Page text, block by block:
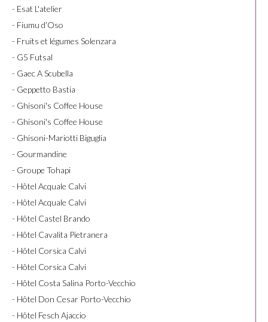
- Esat L'atelier
- Fiumu d’Oso
- Fruits et légumes Solenzara
- G5 Futsal
- Gaec A Scubella
- Geppetto Bastia
- Ghisoni's Coffee House
- Ghisoni's Coffee House
- Ghisoni-Mariotti Biguglia
- Gourmandine
- Groupe Tohapi
- Hôtel Acquale Calvi
- Hôtel Acquale Calvi
- Hôtel Castel Brando
- Hôtel Cavalita Pietranera
- Hôtel Corsica Calvi
- Hôtel Corsica Calvi
- Hôtel Costa Salina Porto-Vecchio
- Hôtel Don Cesar Porto-Vecchio
- Hôtel Fesch Ajaccio